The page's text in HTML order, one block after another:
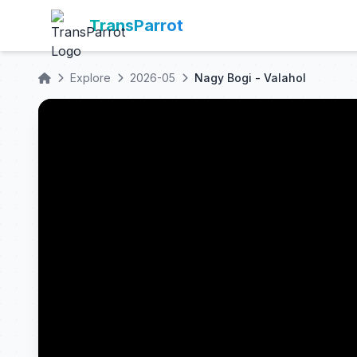
TransParrot
Explore 2026-05 Nagy Bogi - Valahol